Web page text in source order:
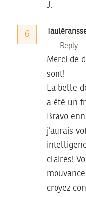
J.
6
Reply
Merci de
sont!
La belle
a été un
Bravo
j’aurais
claires!
croyez